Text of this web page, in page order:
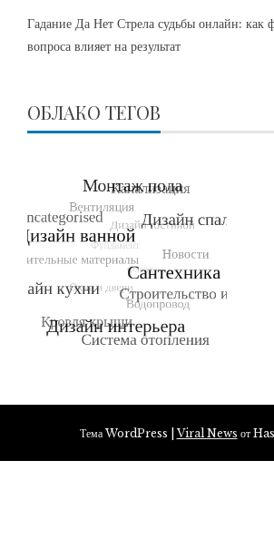
Гадание Да Нет Стрела судьбы онлайн: как
вопроса влияет на результат
ОБЛАКО ТЕГОВ
Тема WordPress |Viral News от